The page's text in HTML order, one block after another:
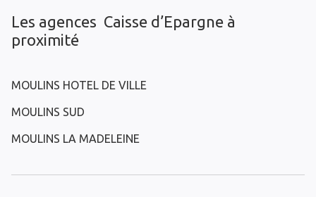
Les agences Caisse d’Epargne à
proximité
MOULINS HOTEL DE VILLE
MOULINS SUD
MOULINS LA MADELEINE